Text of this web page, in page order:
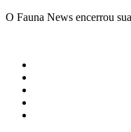
O Fauna News encerrou